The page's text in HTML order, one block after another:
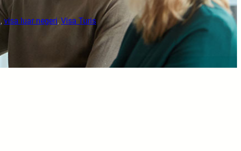
, visa luar negeri, Visa Turis